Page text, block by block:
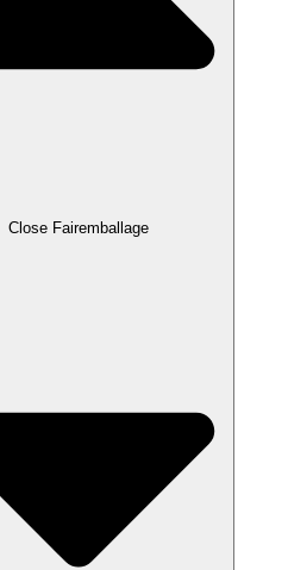
Close Fairemballage